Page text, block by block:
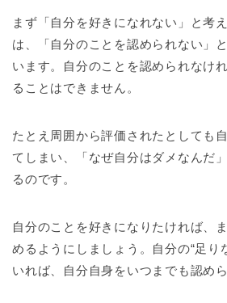
まず「自分を好きになれない」と考
は、「自分のことを認められない」
います。自分のことを認められなけ
ることはできません。
たとえ周囲から評価されたとしても
てしまい、「なぜ自分はダメなんだ
るのです。
自分のことを好きになりたければ、
めるようにしましょう。自分の“足り
いれば、自分自身をいつまでも認めら